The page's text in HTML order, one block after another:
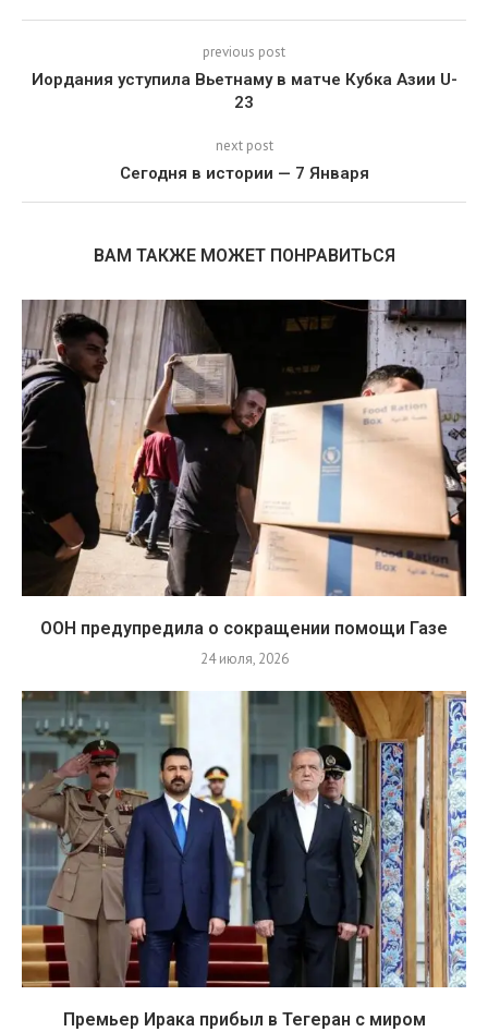
previous post
Иордания уступила Вьетнаму в матче Кубка Азии U-
23
next post
Сегодня в истории — 7 Января
ВАМ ТАКЖЕ МОЖЕТ ПОНРАВИТЬСЯ
ООН предупредила о сокращении помощи Газе
24 июля, 2026
Премьер Ирака прибыл в Тегеран с миром